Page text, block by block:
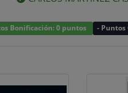
Bonificación: 0 puntos - Puntos